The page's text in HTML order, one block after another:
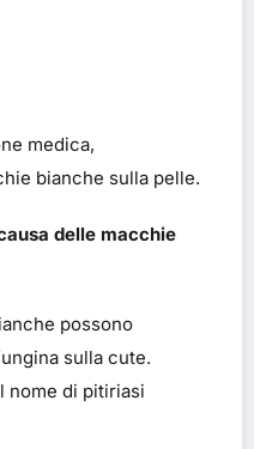
medica,
bianche sulla pelle.
delle macchie
possono
sulla cute.
nome di pitiriasi